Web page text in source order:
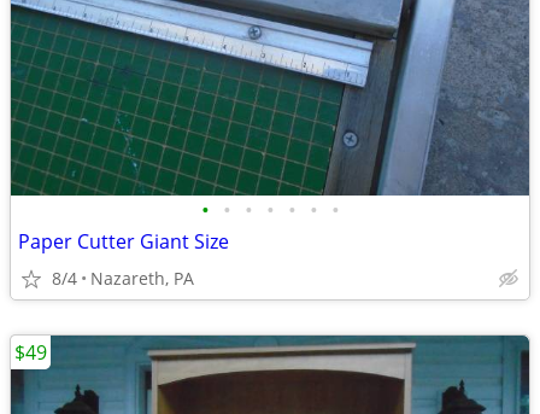
• • • • • • •
Paper Cutter Giant Size
8/4 Nazareth, PA
$49